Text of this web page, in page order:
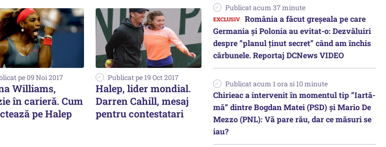
pe 09 Noi 2017
Williams,
în carieră. Cum
pe Halep
Publicat pe 19 Oct 2017
Halep, lider mondial.
Darren Cahill, mesaj
pentru contestatari
Publicat acum 37 minute
România a făcut greșeala pe care
Germania și Polonia au evitat-o: Dezvăluiri
despre ”planul ținut secret” când am închis
cărbunele. Reportaj DCNews VIDEO
Publicat acum 1 ora si 10 minute
Chirieac a intervenit în momentul tip ”Iartă-
mă” dintre Bogdan Matei (PSD) și Mario De
Mezzo (PNL): Vă pare rău, dar ce măsuri se
iau?